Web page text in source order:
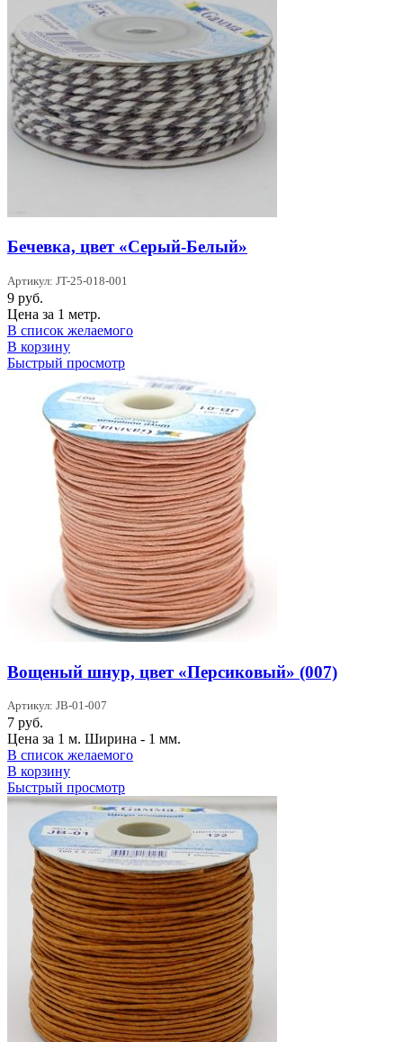
Бечевка, цвет «Серый-Белый»
Артикул: JT-25-018-001
9 руб.
Цена за 1 метр.
В список желаемого
В корзину
Быстрый просмотр
Вощеный шнур, цвет «Персиковый» (007)
Артикул: JB-01-007
7 руб.
Цена за 1 м. Ширина - 1 мм.
В список желаемого
В корзину
Быстрый просмотр